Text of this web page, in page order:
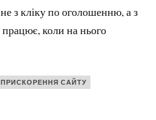
з кліку по оголошенню, а з
коли на нього
ПРИСКОРЕННЯ САЙТУ